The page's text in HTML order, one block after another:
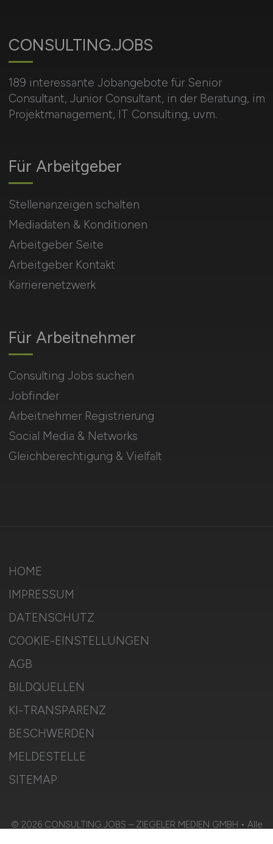
CONSULTING.JOBS
189 interessante Jobangebote für Senior
Consultant, Junior Consultant, in der Beratung, im
Projektmanagement, IT Consulting, uvm.
Für Arbeitnehmer
Consulting Jobs suchen
Jobfinder
Arbeitnehmer Registrierung
Social Media & Networks
Gleichberechtigung & Vielfalt
Für Arbeitgeber
Stellenanzeigen schalten
Mediadaten & Konditionen
Arbeitgeber Seite
Arbeitgeber Kontakt
Karrierenetzwerk
HOME
IMPRESSUM
DATENSCHUTZ
COOKIE-EINSTELLUNGEN
AGB
BILDQUELLEN
KI-TRANSPARENZ
BESCHWERDEN
MELDESTELLE
SITEMAP
© 2026 CONSULTING.JOBS – ZIEGELER MEDIEN GMBH • Alle